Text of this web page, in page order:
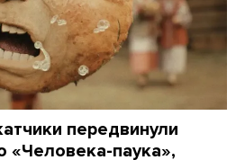
передвинули
«Человека-паука»,